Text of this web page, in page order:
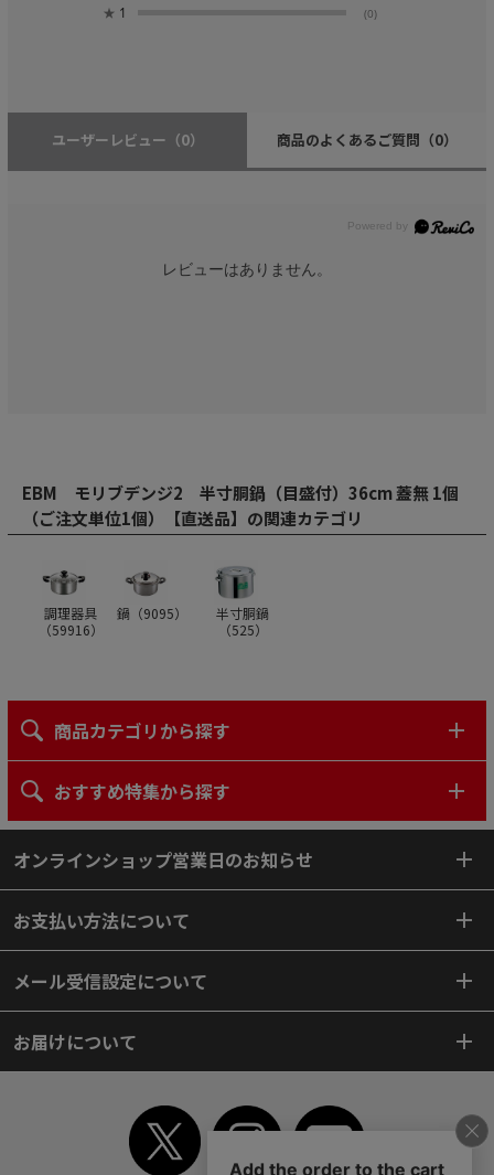
★ 1 (0)
ユーザーレビュー （0） 商品のよくあるご質問 （0）
レビューはありません。
EBM モリブデンジ2 半寸胴鍋（目盛付）36cm 蓋無 1個
（ご注文単位1個）【直送品】の関連カテゴリ
調理器具
（59916）
鍋（9095）
半寸胴鍋
（525）
商品カテゴリから探す
おすすめ特集から探す
オンラインショップ営業日のお知らせ
お支払い方法について
メール受信設定について
お届けについて